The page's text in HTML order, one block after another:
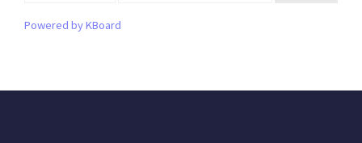
Powered by KBoard